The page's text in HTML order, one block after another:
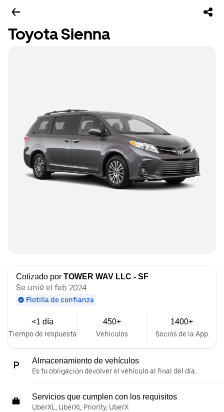
Toyota Sienna
Cotizado por TOWER WAV LLC - SF
Se unió el feb 2024
Flotilla de confianza
<1 día
Tiempo de respuesta
450+
Vehículos
1400+
Socios de la App
Almacenamiento de vehículos
Es tu obligación devolver el vehículo al final del día.
Servicios que cumplen con los requisitos
UberXL, UberXL Priority, UberX